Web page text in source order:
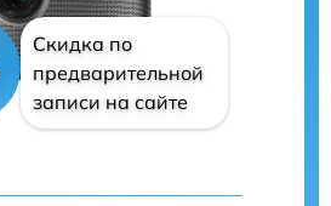
Скидка по
предварительной
записи на сайте